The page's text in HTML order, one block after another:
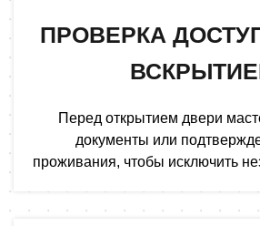
ПРОВЕРКА
Перед открытием двери
документы или
проживания, чтобы исключить